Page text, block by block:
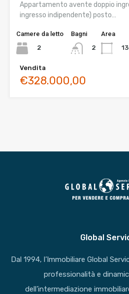
Appartamento avente doppio
ingresso indipendente) posto…
Camere da letto
2
Bagni
2
Area
Vendita
€328.000,00
Global
Dal 1994, l’Immobiliare Global
professionalità e
dell’intermediazione